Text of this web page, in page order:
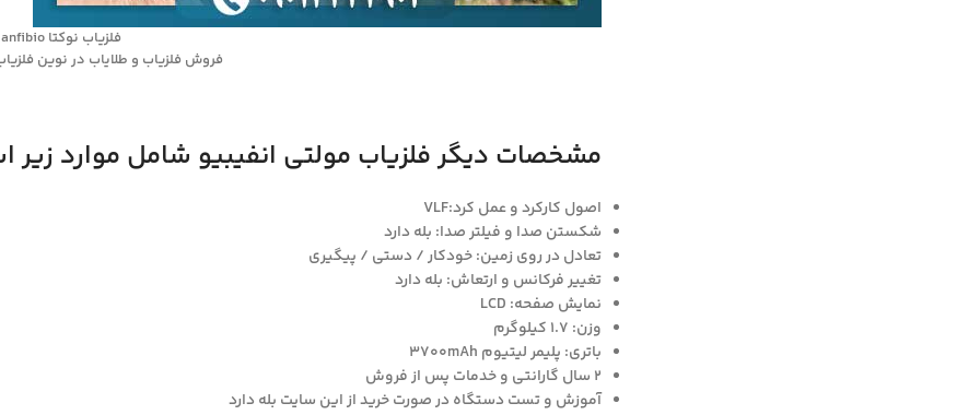
فلزیاب نوکتا anfibio
فروش فلزیاب و طلایاب در نوین فلزیاب
مشخصات دیگر فلزیاب مولتی انفیبیو شامل موارد زیر
اصول کارکرد و عمل کرد:VLF
شکستن صدا و فیلتر صدا: بله دارد
تعادل در روی زمین: خودکار / دستی / پیگیری
تغییر فرکانس و ارتعاش: بله دارد
نمایش صفحه: LCD
وزن: 1.7 کیلوگرم
باتری: پلیمر لیتیوم 3700mAh
2 سال گارانتی و خدمات پس از فروش
آموزش و تست دستگاه در صورت خرید از این سایت بله دارد